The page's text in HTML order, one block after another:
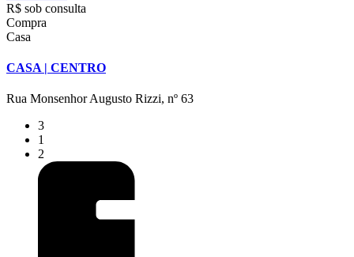
R$ sob consulta
Compra
Casa
CASA | CENTRO
Rua Monsenhor Augusto Rizzi, nº 63
3
1
2